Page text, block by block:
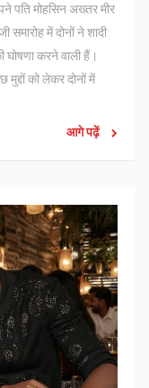
पति मोहसिन अख्तर मीर
में दोनों ने शादी
करने वाली हैं।
को लेकर दोनों में
आगे पढ़ें